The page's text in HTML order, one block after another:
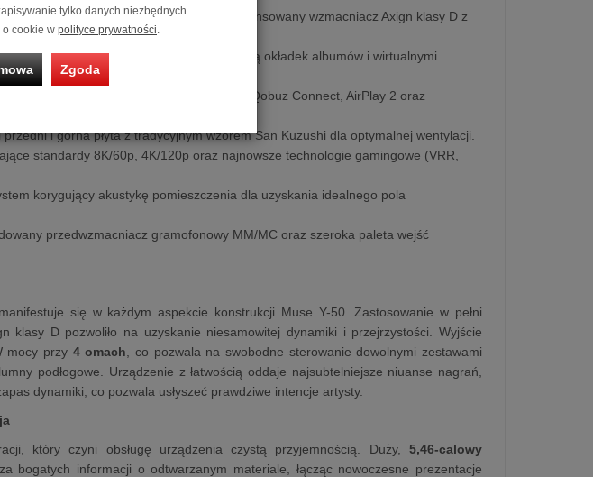
kanał (4 omy), generowane przez zaawansowany wzmacniacz Axign klasy D z
LCD o przekątnej 5,46 cala z obsługą okładek albumów i wirtualnymi
z Spotify Connect, TIDAL Connect, Qobuz Connect, AirPlay 2 oraz
i górna płyta z tradycyjnym wzorem San Kuzushi dla optymalnej wentylacji.
standardy 8K/60p, 4K/120p oraz najnowsze technologie gamingowe (VRR,
korygujący akustykę pomieszczenia dla uzyskania idealnego pola
przedwzmacniacz gramofonowy MM/MC oraz szeroka paleta wejść
się w każdym aspekcie konstrukcji Muse Y-50. Zastosowanie w pełni
klasy D pozwoliło na uzyskanie niesamowitej dynamiki i przejrzystości. Wyjście
mocy przy 4 omach , co pozwala na swobodne sterowanie dowolnymi zestawami
podłogowe. Urządzenie z łatwością oddaje najsubtelniejsze niuanse nagrań,
dynamiki, co pozwala usłyszeć prawdziwe intencje artysty.
który czyni obsługę urządzenia czystą przyjemnością. Duży, 5,46-calowy
bogatych informacji o odtwarzanym materiale, łącząc nowoczesne prezentacje
tylko danych niezbędnych
o cookie w polityce prywatności.
Zgoda